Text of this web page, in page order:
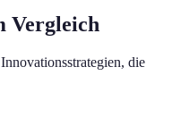
Vergleich
die